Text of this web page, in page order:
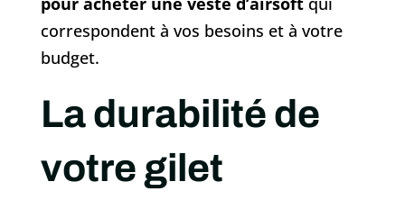
correspondent à vos besoins et à votre
budget.
La durabilité de
votre gilet